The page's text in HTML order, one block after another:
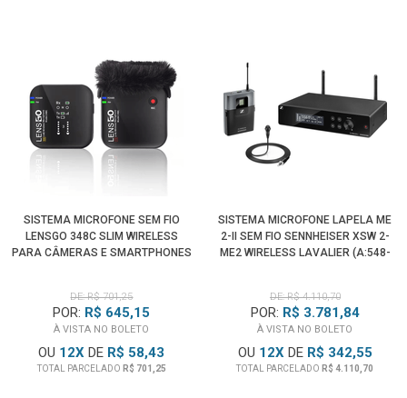
SISTEMA MICROFONE SEM FIO
LENSGO 348C SLIM WIRELESS
PARA CÂMERAS E SMARTPHONES
DE: R$ 701,25
POR: R$ 645,15
À VISTA NO BOLETO
OU 12X DE R$ 58,43
TOTAL PARCELADO R$ 701,25
SISTEMA MICROFONE LAPELA ME
2-II SEM FIO SENNHEISER XSW 2-
ME2 WIRELESS LAVALIER (A:548-
DE: R$ 4.110,70
POR: R$ 3.781,84
À VISTA NO BOLETO
OU 12XDE R$ 342,55
TOTAL PARCELADO R$ 4.110,70